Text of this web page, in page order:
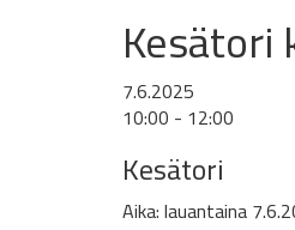
7.6.2025
10:00 - 12:00
Kesätori
Aika: lauantaina